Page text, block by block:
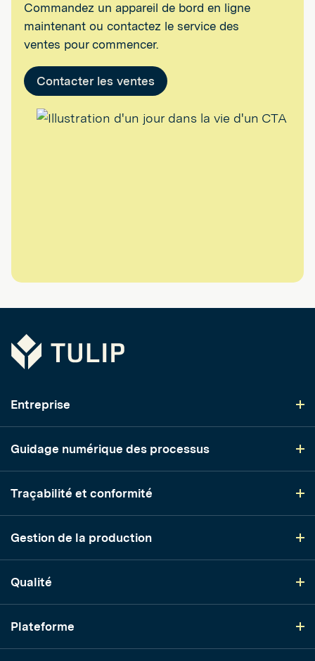
Commandez un appareil de bord en ligne
maintenant ou contactez le service des
ventes pour commencer.
Contacter les ventes
Tulip
Entreprise
Guidage numérique des processus
Traçabilité et conformité
Gestion de la production
Qualité
Plateforme